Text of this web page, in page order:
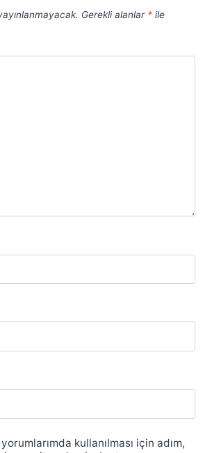
Gerekli alanlar * ile
kullanılması için adım,